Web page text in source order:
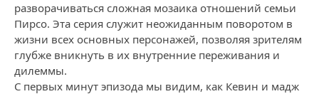
разворачиваться сложная мозаика отношений семьи
Пирсо. Эта серия служит неожиданным поворотом в
жизни всех основных персонажей, позволяя зрителям
глубже вникнуть в их внутренние переживания и
дилеммы.
С первых минут эпизода мы видим, как Кевин и мадж